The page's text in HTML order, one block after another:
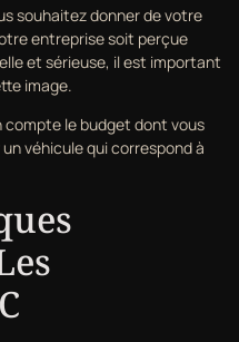
souhaitez donner de votre
entreprise soit perçue
et sérieuse, il est important
image.
compte le budget dont vous
véhicule qui correspond à